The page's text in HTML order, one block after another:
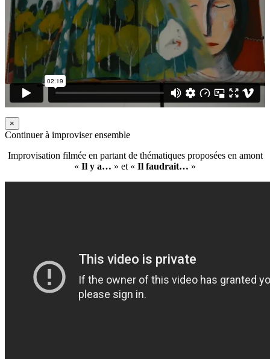
×
Continuer à improviser ensemble
Improvisation filmée en partant de thématiques proposées en amont
« Il y a… » et « Il faudrait… »